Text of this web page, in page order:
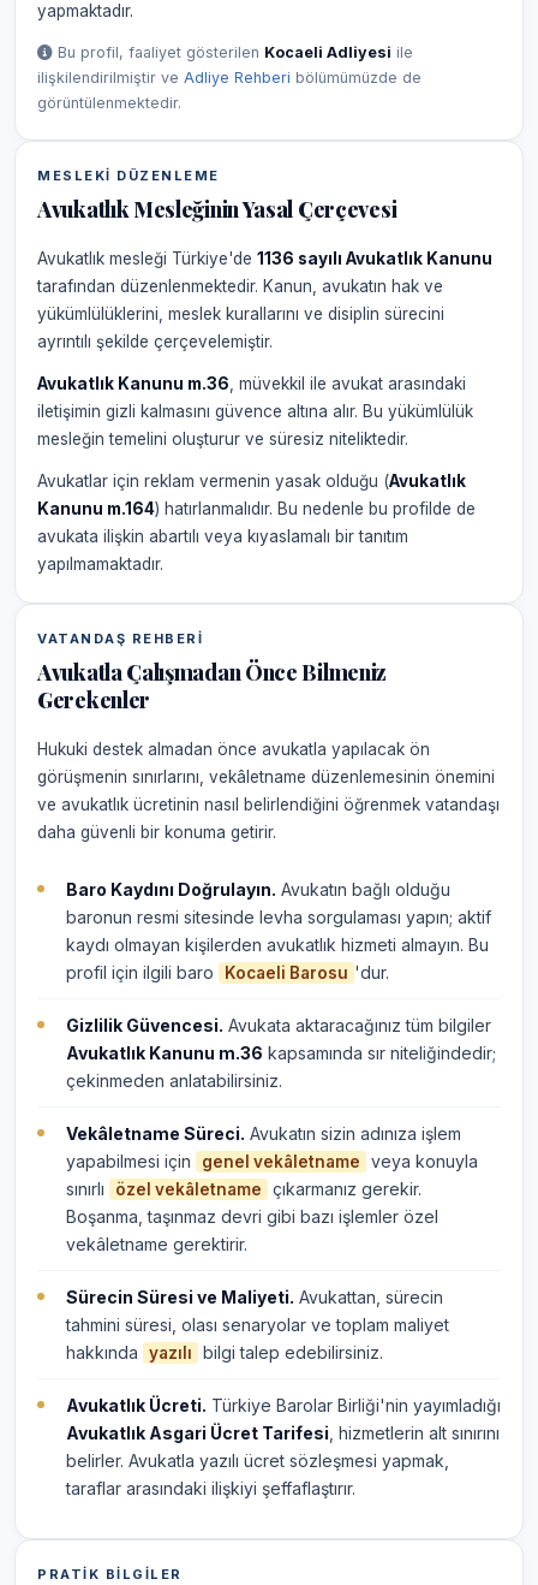
yapmaktadır.
Bu profil, faaliyet gösterilen Kocaeli Adliyesi ile
ilişkilendirilmiştir ve Adliye Rehberi bölümümüzde de
görüntülenmektedir.
MESLEKI DÜZENLEME
Avukatlık Mesleğinin Yasal Çerçevesi
Avukatlık mesleği Türkiye'de 1136 sayılı Avukatlık Kanunu
tarafından düzenlenmektedir. Kanun, avukatın hak ve
yükümlülüklerini, meslek kurallarını ve disiplin sürecini
ayrıntılı şekilde çerçevelemiştir.
Avukatlık Kanunu m.36 , müvekkil ile avukat arasındaki
iletişimin gizli kalmasını güvence altına alır. Bu yükümlülük
mesleğin temelini oluşturur ve süresiz niteliktedir.
Avukatlar için reklam vermenin yasak olduğu (Avukatlık
Kanunu m.164) hatırlanmalıdır. Bu nedenle bu profilde de
avukata ilişkin abartılı veya kıyaslamalı bir tanıtım
yapılmamaktadır.
VATANDAŞ REHBERI
Avukatla Çalışmadan Önce Bilmeniz
Gerekenler
Hukuki destek almadan önce avukatla yapılacak ön
görüşmenin sınırlarını, vekâletname düzenlemesinin önemini
ve avukatlık ücretinin nasıl belirlendiğini öğrenmek vatandaşı
daha güvenli bir konuma getirir.
Baro Kaydını Doğrulayın. Avukatın bağlı olduğu
baronun resmi sitesinde levha sorgulaması yapın; aktif
kaydı olmayan kişilerden avukatlık hizmeti almayın. Bu
profil için ilgili baro
Kocaeli Barosu 'dur.
Gizlilik Güvencesi. Avukata aktaracağınız tüm bilgiler
Avukatlık Kanunu m.36 kapsamında sır niteliğindedir;
çekinmeden anlatabilirsiniz.
Vekâletname Süreci. Avukatın sizin adınıza işlem
yapabilmesi için
genel vekâletname
veya konuyla
sınırlı
özel vekâletname
çıkarmanız gerekir.
Boşanma, taşınmaz devri gibi bazı işlemler özel
vekâletname gerektirir.
Sürecin Süresi ve Maliyeti. Avukattan, sürecin
tahmini süresi, olası senaryolar ve toplam maliyet
hakkında
yazılı bilgi talep edebilirsiniz.
Avukatlık Ücreti. Türkiye Barolar Birliği'nin yayımladığı
Avukatlık Asgari Ücret Tarifesi , hizmetlerin alt sınırını
belirler. Avukatla yazılı ücret sözleşmesi yapmak,
taraflar arasındaki ilişkiyi şeffaflaştırır.
PRATIK BILGILER